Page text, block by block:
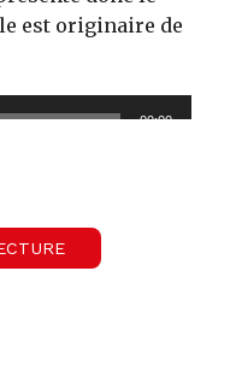
est originaire de
00:00